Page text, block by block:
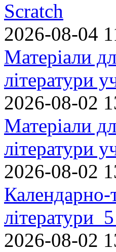
Scratch
2026-08-04
Матеріали
літератури
2026-08-02
Матеріали
літератури
2026-08-02
Календарно-
літератури
2026-08-02